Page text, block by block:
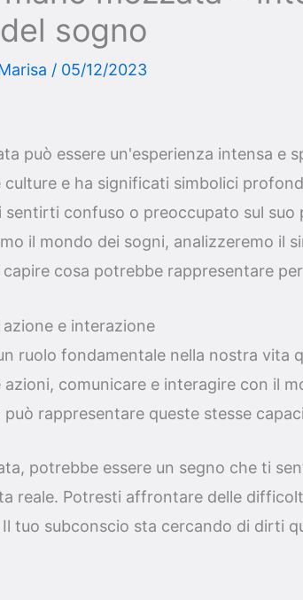
sogno
/ 05/12/2023
può essere un'esperienza intensa e
e ha significati simbolici
confuso o preoccupato sul suo
il mondo dei sogni, analizzeremo il
cosa potrebbe rappresentare
e interazione
ruolo fondamentale nella nostra vita
comunicare e interagire con il
rappresentare queste stesse
potrebbe essere un segno che ti
reale. Potresti affrontare delle
tuo subconscio sta cercando di dirti